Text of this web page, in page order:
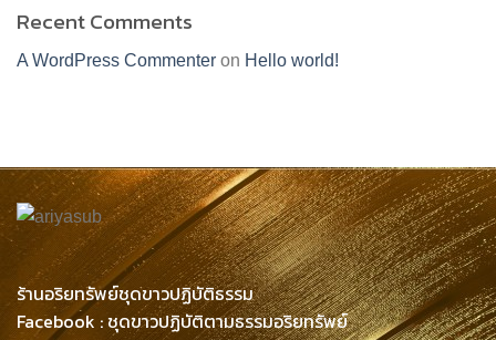
Recent Comments
A WordPress Commenter on Hello world!
ร้านอริยทรัพย์ชุดขาวปฏิบัติธรรม
Facebook : ชุดขาวปฏิบัติตามธรรมอริยทรัพย์